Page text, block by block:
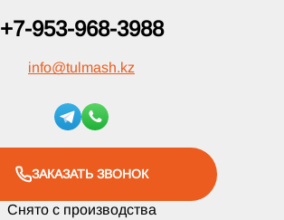
+7-953-968-3988
info@tulmash.kz
ЗАКАЗАТЬ ЗВОНОК
Снято с производства